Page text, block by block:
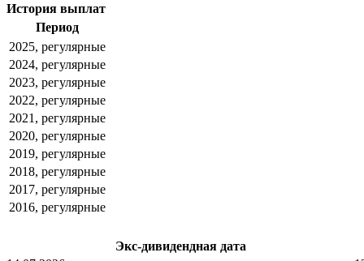
История выплат
Период
2025, регулярные
2024, регулярные
2023, регулярные
2022, регулярные
2021, регулярные
2020, регулярные
2019, регулярные
2018, регулярные
2017, регулярные
2016, регулярные
Экс-дивидендная дата